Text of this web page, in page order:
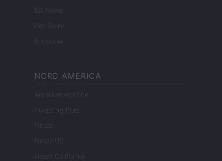
ES Newz
Pet Story
Encocina
NORD AMERICA
Womanmagazine
Investing Plus
Newz
Newz US
Newz California